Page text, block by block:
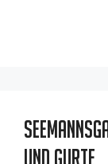
und Gurte